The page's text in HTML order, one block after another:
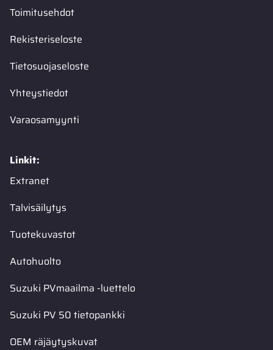
Toimitusehdot
Rekisteriseloste
Tietosuojaseloste
Yhteystiedot
Varaosamyynti
Linkit:
Extranet
Talvisäilytys
Tuotekuvastot
Autohuolto
Suzuki PVmaailma -luettelo
Suzuki PV 50 tietopankki
OEM räjäytyskuvat